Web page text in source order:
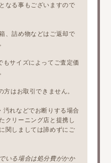
なる事もございますので
、詰め物などはご返却で
サイズによってご査定価
はお取引できません。
れなどでお断りする場合
クリーニング店と提携し
関しましては諦めずにご
いる場合は処分費がかか